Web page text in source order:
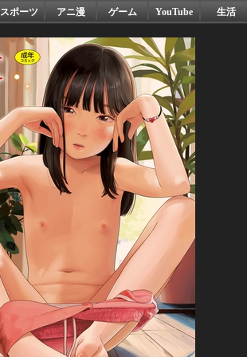
スポーツ アニ漫 ゲーム YouTube 生活